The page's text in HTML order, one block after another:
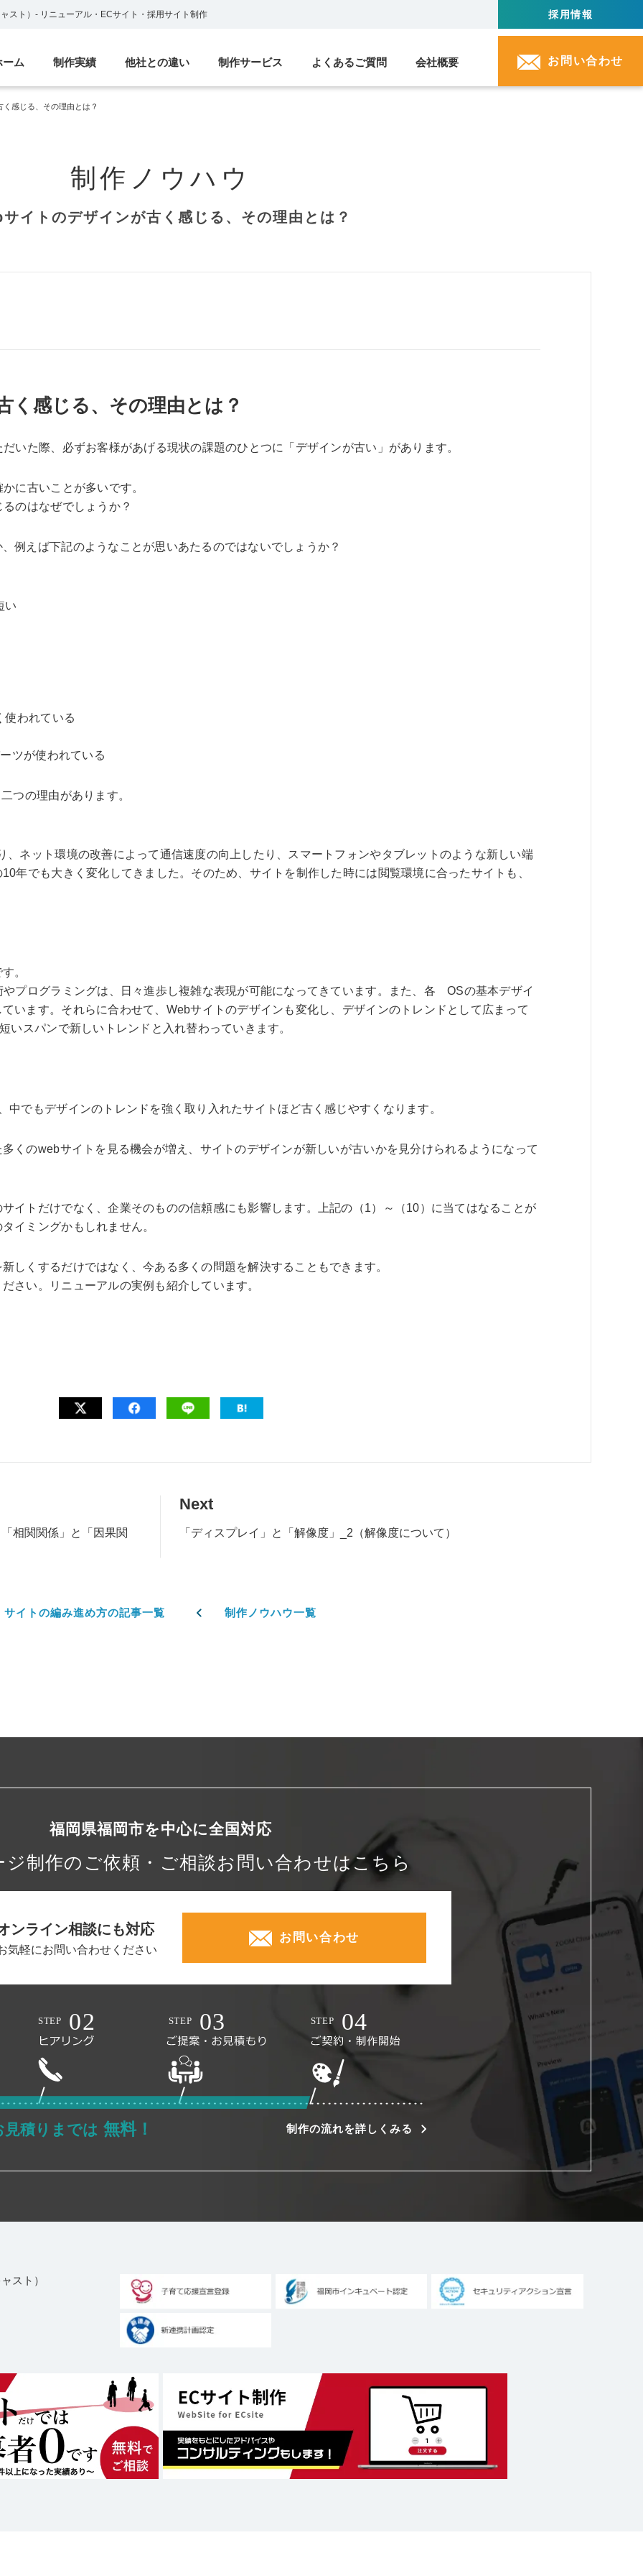
スト）- リニューアル・ECサイト・採用サイト制作
ーム 制作実績 他社との違い 制作サービス よくあるご質問 会社概要
採用情報
お問い合わせ
感じる、その理由とは？
制作ノウハウ
イトのデザインが古く感じる、その理由とは？
く感じる、その理由とは？
いた際、必ずお客様があげる現状の課題のひとつに「デザインが古い」があります。
に古いことが多いです。
のはなぜでしょうか？
例えば下記のようなことが思いあたるのではないでしょうか？
い
使われている
ツが使われている
つの理由があります。
、ネット環境の改善によって通信速度の向上したり、スマートフォンやタブレットのような新しい端
年でも大きく変化してきました。そのため、サイトを制作した時には閲覧環境に合ったサイトも、
。
プログラミングは、日々進歩し複雑な表現が可能になってきています。また、各 OSの基本デザイ
います。それらに合わせて、Webサイトのデザインも変化し、デザインのトレンドとして広まって
いスパンで新しいトレンドと入れ替わっていきます。
でもデザインのトレンドを強く取り入れたサイトほど古く感じやすくなります。
くのwebサイトを見る機会が増え、サイトのデザインが新しいが古いかを見分けられるようになって
イトだけでなく、企業そのものの信頼感にも影響します。上記の（1）～（10）に当てはなることが
イミングかもしれません。
しくするだけではなく、今ある多くの問題を解決することもできます。
さい。リニューアルの実例も紹介しています。
相関関係」と「因果関
Next
「ディスプレイ」と「解像度」_2（解像度について）
サイトの編み進め方の記事一覧 制作ノウハウ一覧
福岡県福岡市を中心に全国対応
ジ制作の ご依頼・ご相談お問い合わせはこちら
ンライン相談にも対応
気軽にお問い合わせください
お問い合わせ
積りまでは 無料！ 制作の流れを詳しくみる
スト）